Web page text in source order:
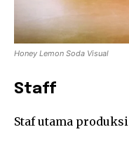
Honey Lemon Soda Visual
Staff
Staf utama produksi